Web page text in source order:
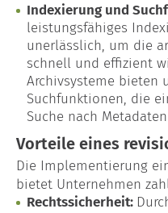
Indexierung und
leistungsfähiges
unerlässlich, um die
schnell und effizient
Archivsysteme bieten
Suchfunktionen, die
Suche nach
Vorteile eines
Die Implementierung
bietet Unternehmen
Rechtssicherheit: